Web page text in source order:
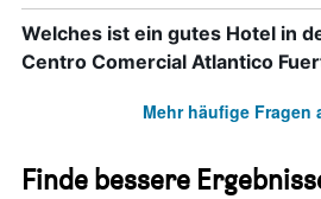
Welches ist ein gutes Hotel in
Centro Comercial Atlantico
Mehr häufige Fragen
Finde bessere